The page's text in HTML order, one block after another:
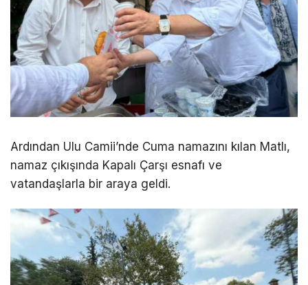
Ardından Ulu Camii’nde Cuma namazını kılan Matlı,
namaz çıkışında Kapalı Çarşı esnafı ve
vatandaşlarla bir araya geldi.